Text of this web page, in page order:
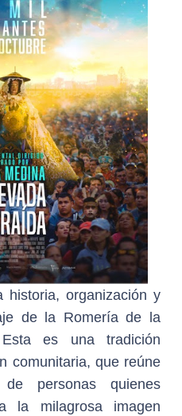
historia, organización y
de la Romería de la
es una tradición
comunitaria, que reúne
personas quienes
la milagrosa imagen